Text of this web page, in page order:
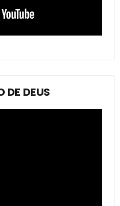
DE DEUS